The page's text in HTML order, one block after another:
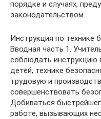
Инструкция по технике
Вводная часть 1.
соблюдать инструкцию
детей, технике
трудовую и
совершенствовать
Добиваться
работе, вызывающих